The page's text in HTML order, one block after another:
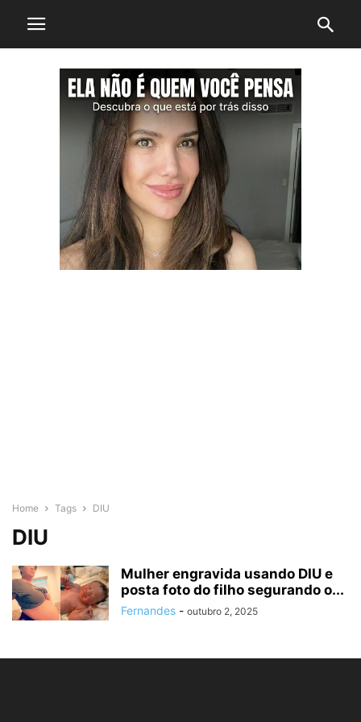
Home Tags DIU
DIU
Mulher engravida usando DIU e
posta foto do filho segurando o...
Fernandes - outubro 2, 2025